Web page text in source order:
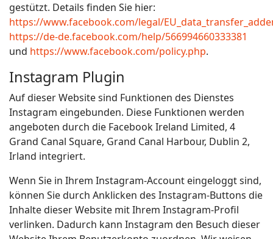
gestützt. Details finden Sie hier:
https://www.facebook.com/legal/
https://de-de.facebook.com/help/566994660333381
und https://www.facebook.com/policy.php.
Instagram Plugin
Auf dieser Website sind Funktionen des Dienstes
Instagram eingebunden. Diese Funktionen werden
angeboten durch die Facebook Ireland Limited, 4
Grand Canal Square, Grand Canal Harbour, Dublin 2,
Irland integriert.
Wenn Sie in Ihrem Instagram-Account eingeloggt sind,
können Sie durch Anklicken des Instagram-Buttons die
Inhalte dieser Website mit Ihrem Instagram-Profil
verlinken. Dadurch kann Instagram den Besuch dieser